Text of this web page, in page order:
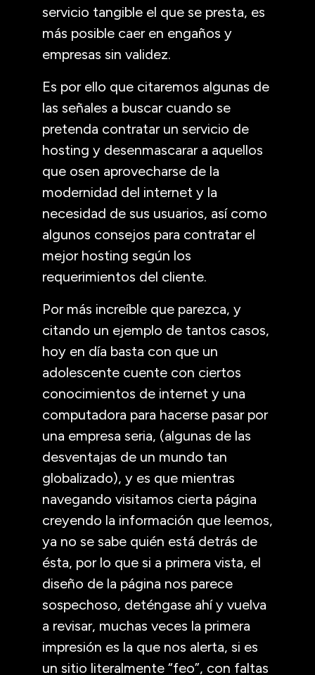
servicio tangible el que se presta, es
más posible caer en engaños y
empresas sin validez.
Es por ello que citaremos algunas de
las señales a buscar cuando se
pretenda contratar un servicio de
hosting y desenmascarar a aquellos
que osen aprovecharse de la
modernidad del internet y la
necesidad de sus usuarios, así como
algunos consejos para contratar el
mejor hosting según los
requerimientos del cliente.
Por más increíble que parezca, y
citando un ejemplo de tantos casos,
hoy en día basta con que un
adolescente cuente con ciertos
conocimientos de internet y una
computadora para hacerse pasar por
una empresa seria, (algunas de las
desventajas de un mundo tan
globalizado), y es que mientras
navegando visitamos cierta página
creyendo la información que leemos,
ya no se sabe quién está detrás de
ésta, por lo que si a primera vista, el
diseño de la página nos parece
sospechoso, deténgase ahí y vuelva
a revisar, muchas veces la primera
impresión es la que nos alerta, si es
un sitio literalmente “feo”, con faltas